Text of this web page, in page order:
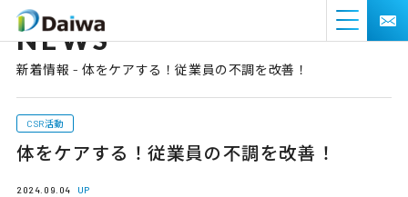
NEWS
新着情報 - 体をケアする！従業員の不調を改善！
CSR活動
体をケアする！従業員の不調を改善！
2024.09.04 UP